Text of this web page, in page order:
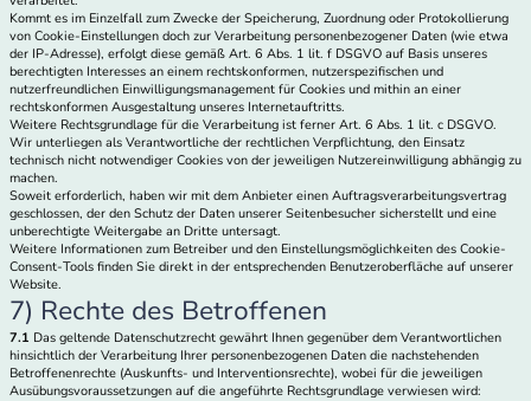
Kommt es im Einzelfall zum Zwecke der Speicherung, Zuordnung oder Protokollierung
von Cookie-Einstellungen doch zur Verarbeitung personenbezogener Daten (wie etwa
der IP-Adresse), erfolgt diese gemäß Art. 6 Abs. 1 lit. f DSGVO auf Basis unseres
berechtigten Interesses an einem rechtskonformen, nutzerspezifischen und
nutzerfreundlichen Einwilligungsmanagement für Cookies und mithin an einer
rechtskonformen Ausgestaltung unseres Internetauftritts.
Weitere Rechtsgrundlage für die Verarbeitung ist ferner Art. 6 Abs. 1 lit. c DSGVO.
Wir unterliegen als Verantwortliche der rechtlichen Verpflichtung, den Einsatz
technisch nicht notwendiger Cookies von der jeweiligen Nutzereinwilligung abhängig zu
machen.
Soweit erforderlich, haben wir mit dem Anbieter einen Auftragsverarbeitungsvertrag
geschlossen, der den Schutz der Daten unserer Seitenbesucher sicherstellt und eine
unberechtigte Weitergabe an Dritte untersagt.
Weitere Informationen zum Betreiber und den Einstellungsmöglichkeiten des Cookie-
Consent-Tools finden Sie direkt in der entsprechenden Benutzeroberfläche auf unserer
Website.
7) Rechte des Betroffenen
7.1 Das geltende Datenschutzrecht gewährt Ihnen gegenüber dem Verantwortlichen
hinsichtlich der Verarbeitung Ihrer personenbezogenen Daten die nachstehenden
Betroffenenrechte (Auskunfts- und Interventionsrechte), wobei für die jeweiligen
Ausübungsvoraussetzungen auf die angeführte Rechtsgrundlage verwiesen wird: